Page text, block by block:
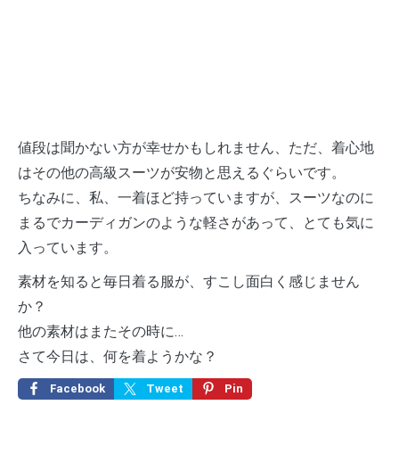
値段は聞かない方が幸せかもしれません、ただ、着心地
はその他の高級スーツが安物と思えるぐらいです。
ちなみに、私、一着ほど持っていますが、スーツなのに
まるでカーディガンのような軽さがあって、とても気に
入っています。
素材を知ると毎日着る服が、すこし面白く感じません
か？
他の素材はまたその時に…
さて今日は、何を着ようかな？
Facebook Tweet Pin